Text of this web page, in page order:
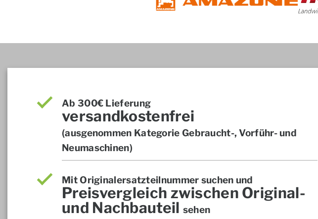
Ab 300€ Lieferung
versandkostenfrei
(ausgenommen Kategorie Gebraucht-, Vorführ- und
Neumaschinen)
Mit Originalersatzteilnummer suchen und
Preisvergleich zwischen Original-
und Nachbauteil sehen